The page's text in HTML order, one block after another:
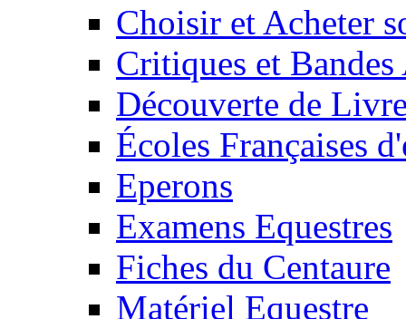
Choisir et Acheter
Critiques et
Découverte de
Écoles Françaises
Eperons
Examens Equestres
Fiches du Centaure
Matériel Equestre